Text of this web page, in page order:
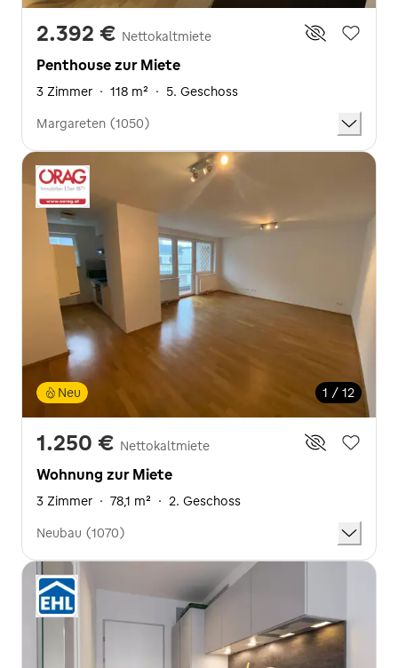
2.392 € Nettokaltmiete
Penthouse zur Miete
3 Zimmer · 118 m² · 5. Geschoss
Margareten (1050)
1 / 12
Neu
1.250 € Nettokaltmiete
Wohnung zur Miete
3 Zimmer · 78,1 m² · 2. Geschoss
Neubau (1070)